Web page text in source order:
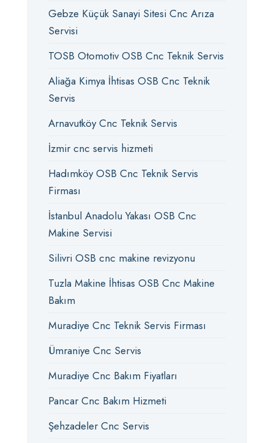
Gebze Küçük Sanayi Sitesi Cnc Arıza
Servisi
TOSB Otomotiv OSB Cnc Teknik Servis
Aliağa Kimya İhtisas OSB Cnc Teknik
Servis
Arnavutköy Cnc Teknik Servis
İzmir cnc servis hizmeti
Hadımköy OSB Cnc Teknik Servis
Firması
İstanbul Anadolu Yakası OSB Cnc
Makine Servisi
Silivri OSB cnc makine revizyonu
Tuzla Makine İhtisas OSB Cnc Makine
Bakım
Muradiye Cnc Teknik Servis Firması
Ümraniye Cnc Servis
Muradiye Cnc Bakım Fiyatları
Pancar Cnc Bakım Hizmeti
Şehzadeler Cnc Servis